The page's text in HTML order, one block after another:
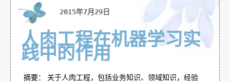
2015年7月29日
人肉工程在机器学习实
践中的作用
摘要： 关于人肉工程，包括业务知识、领域知识，经验